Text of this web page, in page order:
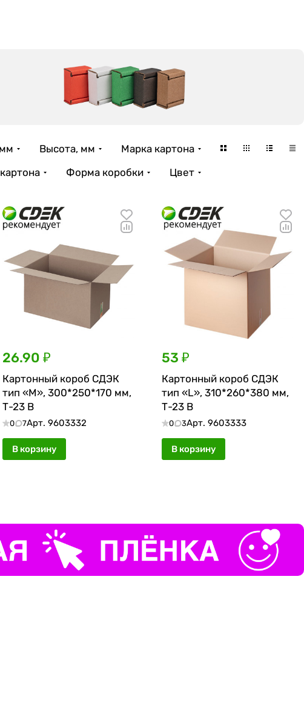
Высота, мм
Марка картона
Форма коробки Цвет
26.90 ₽
Картонный короб СДЭК
тип «M», 300*250*170 мм,
Т-23 В
0 7Арт. 9603332
В корзину
53 ₽
Картонный короб СДЭК
тип «L», 310*260*380 мм,
Т-23 В
0 3Арт. 9603333
В корзину